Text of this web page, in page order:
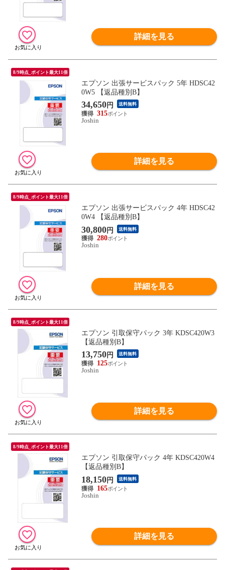
詳細を見る
8/9時点_ポイント最大11倍
エプソン 出張サービスパック 5年 HDSC42
0W5 【返品種別B】
34,650円 送料無料
315
Joshin
詳細を見る
8/9時点_ポイント最大11倍
エプソン 出張サービスパック 4年 HDSC42
0W4 【返品種別B】
30,800円 送料無料
280
Joshin
詳細を見る
8/9時点_ポイント最大11倍
エプソン 引取保守パック 3年 KDSC420W3
【返品種別B】
13,750円 送料無料
125
Joshin
詳細を見る
8/9時点_ポイント最大11倍
エプソン 引取保守パック 4年 KDSC420W4
【返品種別B】
18,150円 送料無料
165
Joshin
詳細を見る